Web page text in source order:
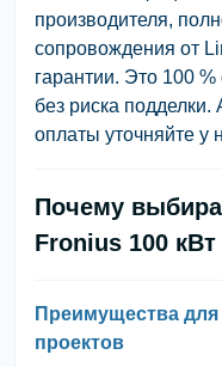
производителя,
сопровождения от
гарантии. Это 100
без риска
оплаты уточняйте
Почему
Fronius 100 кВт
Преимущества для
проектов